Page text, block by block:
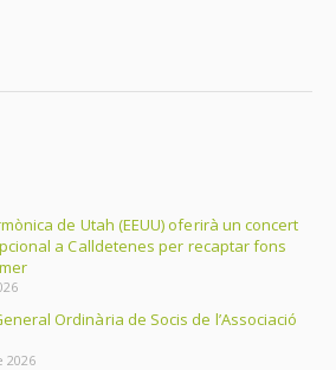
de Utah (EEUU) oferirà un concert
a Calldetenes per recaptar fons
Ordinària de Socis de l’Associació
2026